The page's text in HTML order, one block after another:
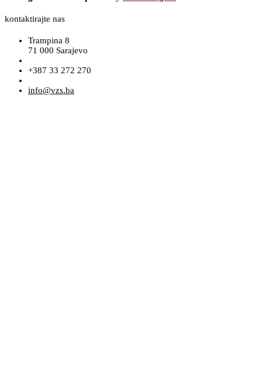
kontaktirajte nas
Trampina 8
71 000 Sarajevo
+387 33 272 270
info@vzs.ba